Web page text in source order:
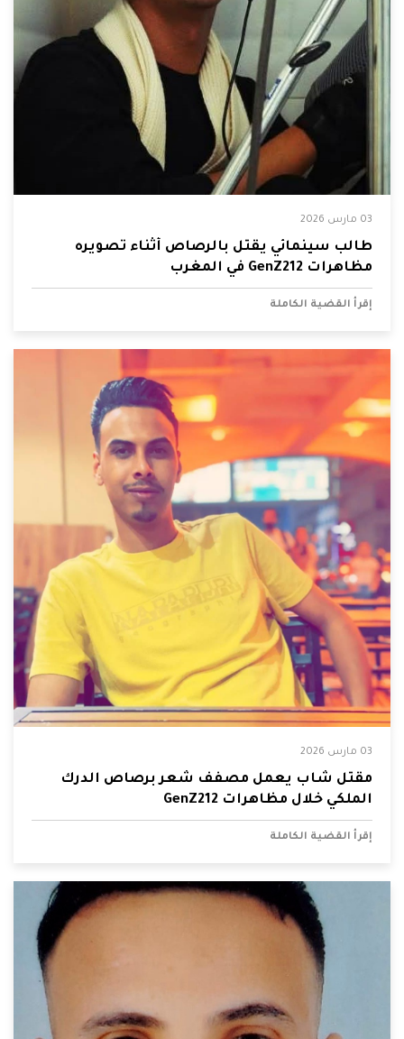
03 مارس 2026
طالب سينمائي يقتل بالرصاص أثناء تصويره
مظاهرات GenZ212 في المغرب
إقرأ القضية الكاملة
03 مارس 2026
مقتل شاب يعمل مصفف شعر برصاص الدرك
الملكي خلال مظاهرات GenZ212
إقرأ القضية الكاملة